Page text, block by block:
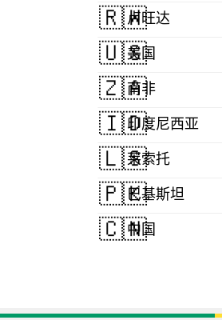
🇷🇼卢旺达
🇺🇸
美国
🇿🇦
南非
🇮🇩印度尼西亚
🇱🇸莱索托
🇵🇰巴基斯坦
🇨🇳
中国